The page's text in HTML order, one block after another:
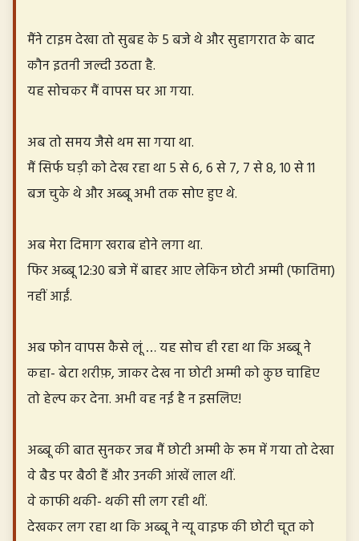
मैंने टाइम देखा तो सुबह के 5 बजे थे और सुहागरात के बाद
कौन इतनी जल्दी उठता है.
यह सोचकर मैं वापस घर आ गया.
अब तो समय जैसे थम सा गया था.
मैं सिर्फ घड़ी को देख रहा था 5 से 6, 6 से 7, 7 से 8, 10 से 11
बज चुके थे और अब्बू अभी तक सोए हुए थे.
अब मेरा दिमाग खराब होने लगा था.
फिर अब्बू 12:30 बजे में बाहर आए लेकिन छोटी अम्मी (फातिमा)
नहीं आईं.
अब फोन वापस कैसे लूं … यह सोच ही रहा था कि अब्बू ने
कहा- बेटा शरीफ़, जाकर देख ना छोटी अम्मी को कुछ चाहिए
तो हेल्प कर देना. अभी वह नई है न इसलिए!
अब्बू की बात सुनकर जब मैं छोटी अम्मी के रूम में गया तो देखा
वे बैड पर बैठी हैं और उनकी आंखें लाल थीं.
वे काफी थकी- थकी सी लग रही थीं.
देखकर लग रहा था कि अब्बू ने न्यू वाइफ की छोटी चूत को